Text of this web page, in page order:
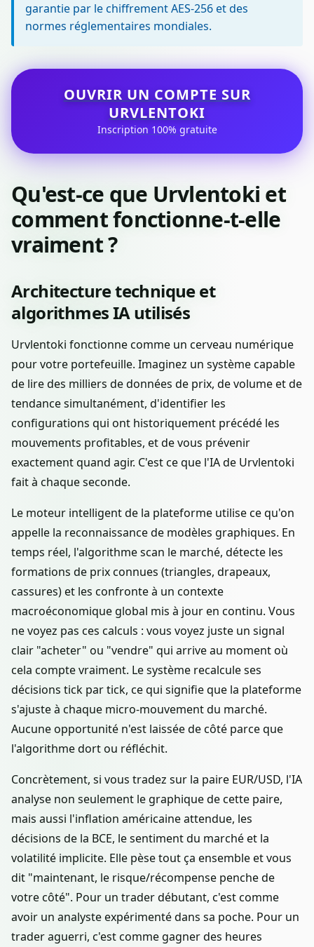
garantie par le chiffrement AES-256 et des
normes réglementaires mondiales.
OUVRIR UN COMPTE SUR
URVLENTOKI
Inscription 100% gratuite
Qu'est-ce que Urvlentoki et
comment fonctionne-t-elle
vraiment ?
Architecture technique et
algorithmes IA utilisés
Urvlentoki fonctionne comme un cerveau numérique
pour votre portefeuille. Imaginez un système capable
de lire des milliers de données de prix, de volume et de
tendance simultanément, d'identifier les
configurations qui ont historiquement précédé les
mouvements profitables, et de vous prévenir
exactement quand agir. C'est ce que l'IA de Urvlentoki
fait à chaque seconde.
Le moteur intelligent de la plateforme utilise ce qu'on
appelle la reconnaissance de modèles graphiques. En
temps réel, l'algorithme scan le marché, détecte les
formations de prix connues (triangles, drapeaux,
cassures) et les confronte à un contexte
macroéconomique global mis à jour en continu. Vous
ne voyez pas ces calculs : vous voyez juste un signal
clair "acheter" ou "vendre" qui arrive au moment où
cela compte vraiment. Le système recalcule ses
décisions tick par tick, ce qui signifie que la plateforme
s'ajuste à chaque micro-mouvement du marché.
Aucune opportunité n'est laissée de côté parce que
l'algorithme dort ou réfléchit.
Concrètement, si vous tradez sur la paire EUR/USD, l'IA
analyse non seulement le graphique de cette paire,
mais aussi l'inflation américaine attendue, les
décisions de la BCE, le sentiment du marché et la
volatilité implicite. Elle pèse tout ça ensemble et vous
dit "maintenant, le risque/récompense penche de
votre côté". Pour un trader débutant, c'est comme
avoir un analyste expérimenté dans sa poche. Pour un
trader aguerri, c'est comme gagner des heures